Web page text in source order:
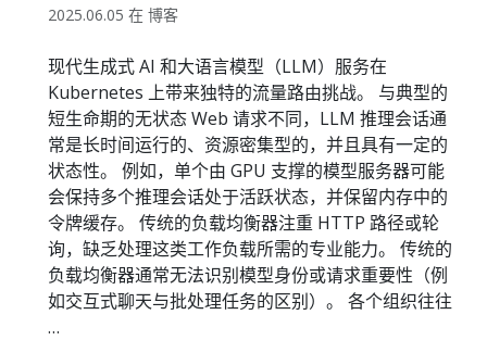
2025.06.05 在 博客
现代生成式 AI 和大语言模型（LLM）服务在
Kubernetes 上带来独特的流量路由挑战。 与典型的
短生命期的无状态 Web 请求不同，LLM 推理会话通
常是长时间运行的、资源密集型的，并且具有一定的
状态性。 例如，单个由 GPU 支撑的模型服务器可能
会保持多个推理会话处于活跃状态，并保留内存中的
令牌缓存。 传统的负载均衡器注重 HTTP 路径或轮
询，缺乏处理这类工作负载所需的专业能力。 传统的
负载均衡器通常无法识别模型身份或请求重要性（例
如交互式聊天与批处理任务的区别）。 各个组织往往
…